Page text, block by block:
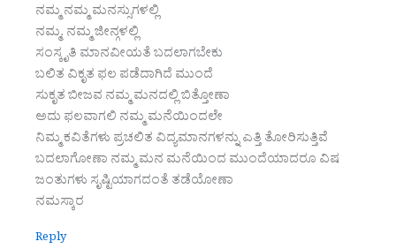
ನಮ್ಮ ನಮ್ಮ ಮನಸ್ಸುಗಳಲ್ಲಿ
ನಮ್ಮ. ನಮ್ಮ ಜೀನ್ಗಳಲ್ಲಿ
ಸಂಸ್ಕೃತಿ ಮಾನವೀಯತೆ ಬದಲಾಗಬೇಕು
ಬಲಿತ ವಿಕೃತ ಫಲ ಪಡೆದಾಗಿದೆ ಮುಂದೆ
ಸುಕೃತ ಬೀಜವ ನಮ್ಮ ಮನದಲ್ಲಿ ಬಿತ್ತೋಣಾ
ಅದು ಫಲವಾಗಲಿ ನಮ್ಮ ಮನೆಯಿಂದಲೇ
ನಿಮ್ಮ ಕವಿತೆಗಳು ಪ್ರಚಲಿತ ವಿದ್ಯಮಾನಗಳನ್ನು ಎತ್ತಿ ತೋರಿಸುತ್ತಿವೆ
ಬದಲಾಗೋಣಾ ನಮ್ಮ ಮನ ಮನೆಯಿಂದ ಮುಂದೆಯಾದರೂ ವಿಷ
ಜಂತುಗಳು ಸೃಷ್ಟಿಯಾಗದಂತೆ ತಡೆಯೋಣಾ
ನಮಸ್ಕಾರ
Reply